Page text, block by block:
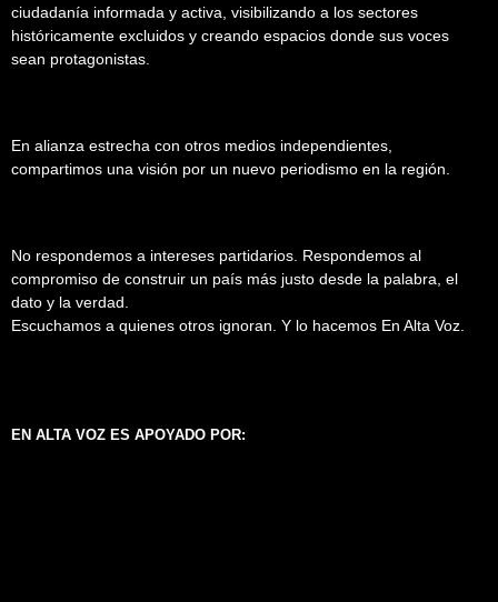
ciudadanía informada y activa, visibilizando a los sectores
históricamente excluidos y creando espacios donde sus voces
sean protagonistas.
En alianza estrecha con otros medios independientes,
compartimos una visión por un nuevo periodismo en la región.
No respondemos a intereses partidarios. Respondemos al
compromiso de construir un país más justo desde la palabra, el
dato y la verdad.
Escuchamos a quienes otros ignoran. Y lo hacemos En Alta Voz.
EN ALTA VOZ ES APOYADO POR: